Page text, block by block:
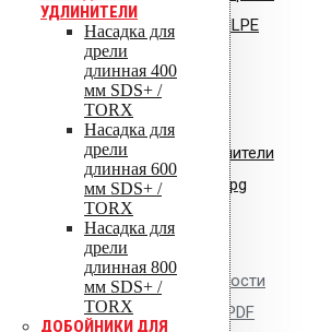
УДЛИНИТЕЛИ
Насадка для
дрели
длинная 400
мм SDS+ /
TORX
Насадка для
дрели
длинная 600
мм SDS+ /
TORX
Насадка для
дрели
длинная 800
мм SDS+ /
TORX
ДОБОЙНИКИ ДЛЯ
стояки и водостоки системы VILPE
Сертификат соответствия:
вентиляторы типа VILPE.pdf
соответствия: уплотнители
кровельные из EPDM резины.jpg
пожарной безопасности
на изделия из полипропилена.PDF